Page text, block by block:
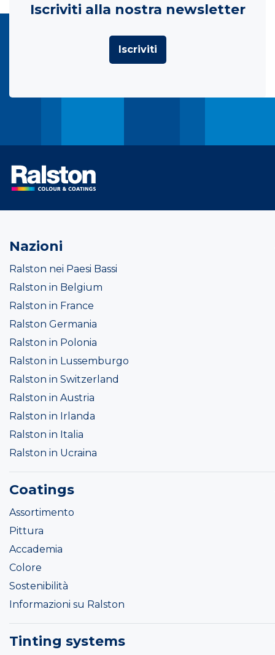
Iscriviti alla nostra newsletter
Iscriviti
Nazioni
Ralston nei Paesi Bassi
Ralston in Belgium
Ralston in France
Ralston Germania
Ralston in Polonia
Ralston in Lussemburgo
Ralston in Switzerland
Ralston in Austria
Ralston in Irlanda
Ralston in Italia
Ralston in Ucraina
Coatings
Assortimento
Pittura
Accademia
Colore
Sostenibilità
Informazioni su Ralston
Tinting systems